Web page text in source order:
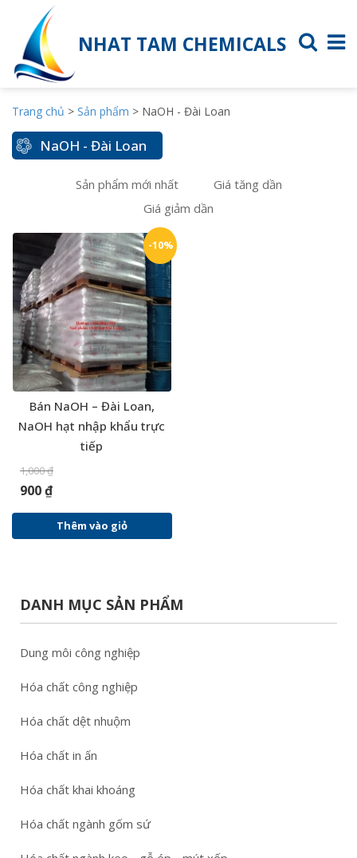
NHAT TAM CHEMICALS
Trang chủ > Sản phẩm > NaOH - Đài Loan
NaOH - Đài Loan
Sản phẩm mới nhất
Giá tăng dần
Giá giảm dần
-10%
Bán NaOH – Đài Loan,
NaOH hạt nhập khẩu trực
tiếp
1,000₫
900₫
Thêm vào giỏ
DANH MỤC SẢN PHẨM
Dung môi công nghiệp
Hóa chất công nghiệp
Hóa chất dệt nhuộm
Hóa chất in ấn
Hóa chất khai khoáng
Hóa chất ngành gốm sứ